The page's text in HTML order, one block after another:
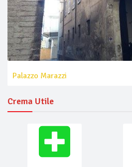
Palazzo Marazzi
Crema Utile